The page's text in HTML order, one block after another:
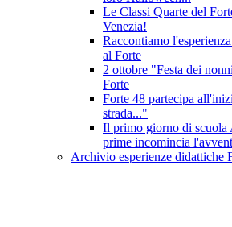
Le Classi Quarte del
Venezia!
Raccontiamo
al Forte
2 ottobre "Festa dei
Forte
Forte 48 partecipa
strada..."
Il primo giorno di scuola
prime incomincia
Archivio esperienze didattiche